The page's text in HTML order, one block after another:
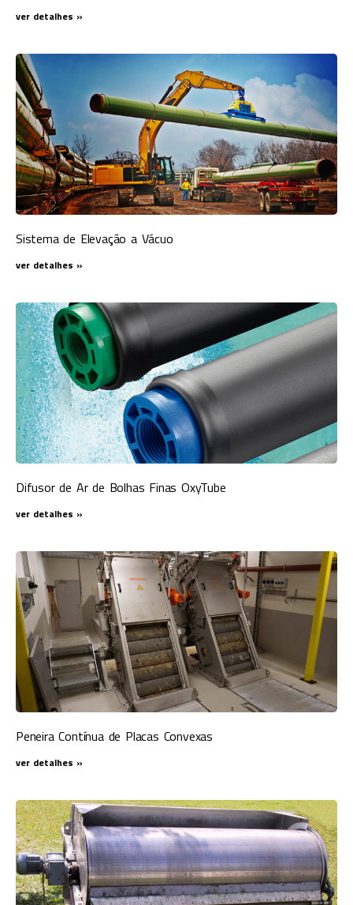
ver detalhes »
Sistema de Elevação a Vácuo
ver detalhes »
Difusor de Ar de Bolhas Finas OxyTube
ver detalhes »
Peneira Contínua de Placas Convexas
ver detalhes »